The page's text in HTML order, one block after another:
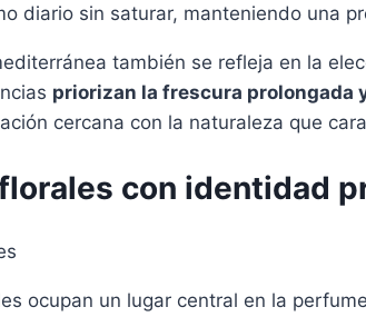
diario sin saturar, manteniendo una
también se refleja en la
priorizan la frescura prolongada
cercana con la naturaleza que
con identidad
ocupan un lugar central en la